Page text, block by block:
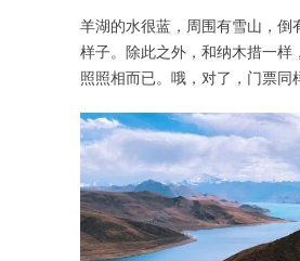
羊湖的水很蓝，周围有雪山，倒
样子。除此之外，和纳木措一样
照照相而已。哦，对了，门票同